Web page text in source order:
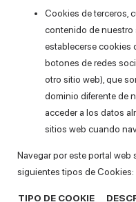
Cookies de terceros,
contenido de nuestro
establecerse cookies
botones de redes
otro sitio web), que
dominio diferente de
acceder a los datos
sitios web cuando
Navegar por este portal
siguientes tipos de Cookies:
TIPO DE COOKIE